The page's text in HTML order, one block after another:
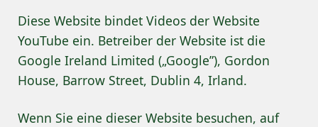
Diese Website bindet Videos der Website
YouTube ein. Betreiber der Website ist die
Google Ireland Limited („Google”), Gordon
House, Barrow Street, Dublin 4, Irland.
Wenn Sie eine dieser Website besuchen, auf